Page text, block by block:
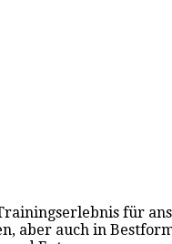
für
aber auch in